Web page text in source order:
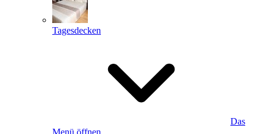
Tagesdecken
Das
Menü öffnen